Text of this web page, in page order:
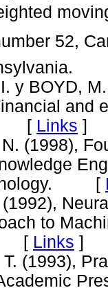
52,
y BOYD,
and
[ Links ]
(1998),
[
to
[ Links ]
(1993),
Academic